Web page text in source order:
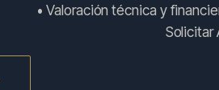
• Valoración técnica y
Solicitar